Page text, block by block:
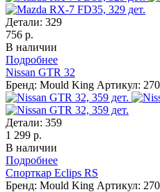
Детали: 329
756 р.
В наличии
Подробнее
Nissan GTR 32
Бренд: Mould King Артикул:
Детали: 359
1 299 р.
В наличии
Подробнее
Спорткар Eclips RS
Бренд: Mould King Артикул: